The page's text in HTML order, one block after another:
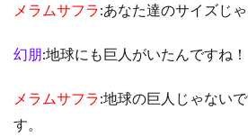
メラムサフラ:あなた達のサイズじゃ
幻朋:地球にも巨人がいたんですね！
メラムサフラ:地球の巨人じゃない
す。